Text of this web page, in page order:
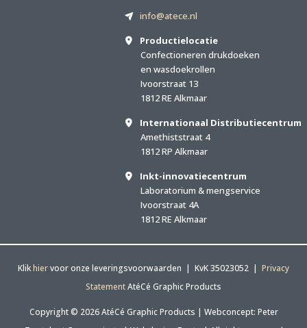
info@atece.nl
Productielocatie
Confectioneren drukdoeken
en wasdoekrollen
Ivoorstraat 13
1812 RE Alkmaar
Internationaal Distributiecentrum
Amethiststraat 4
1812 RP Alkmaar
Inkt-innovatiecentrum
Laboratorium & mengservice
Ivoorstraat 4A
1812 RE Alkmaar
Klikhiervoor onze leveringsvoorwaarden | KvK 35023052 | Privacy
StatementAtéCé Graphic Products
Copyright © 2026 AtéCé Graphic Products | Webconcept: Peter